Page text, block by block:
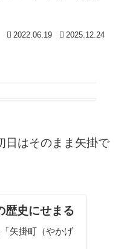
2022.06.19 2025.12.24
日はそのまま矢掛で
歴史にせまる
矢掛町（やかげ